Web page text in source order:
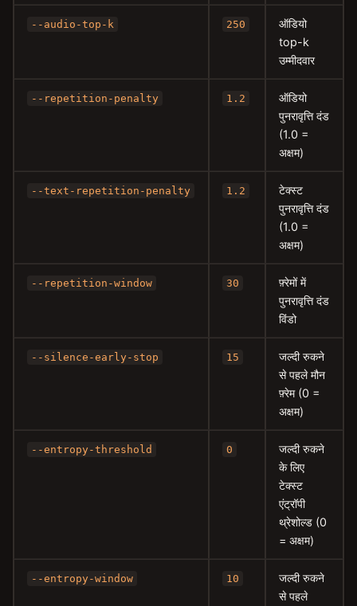
--audio-top-k 250
ऑडियो
top-k
उम्मीदवार
--repetition-penalty 1.2
ऑडियो
पुनरावृत्ति दंड
(1.0 =
अक्षम)
--text-repetition-penalty 1.2
टेक्स्ट
पुनरावृत्ति दंड
(1.0 =
अक्षम)
--repetition-window 30
फ़्रेमों में
पुनरावृत्ति दंड
विंडो
--silence-early-stop 15
जल्दी रुकने
से पहले मौन
फ़्रेम (0 =
अक्षम)
--entropy-threshold 0
जल्दी रुकने
के लिए
टेक्स्ट
एंट्रॉपी
थ्रेशोल्ड (0
= अक्षम)
--entropy-window 10
जल्दी रुकने
से पहले